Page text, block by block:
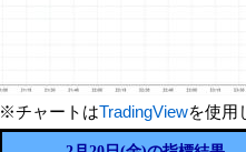
※チャートはTradingViewを使用